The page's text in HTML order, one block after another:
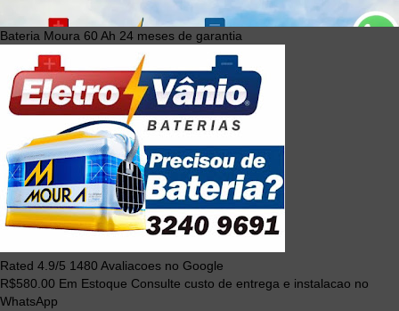
Bateria Moura 60 Ah 24 meses de garantia
Rated 4.9/5 1480 Avaliacoes no Google
R$580.00 Em Estoque Consulte custo de entrega e instalacao no
WhatsApp